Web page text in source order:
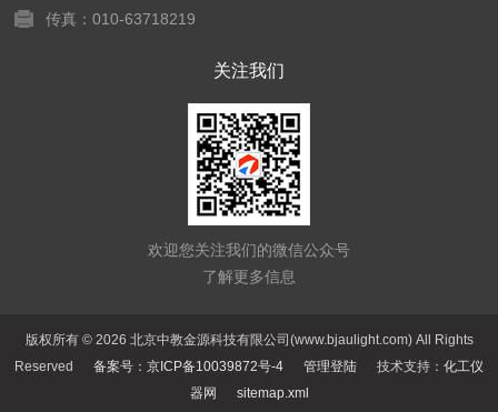
传真：010-63718219
关注我们
欢迎您关注我们的微信公众号
了解更多信息
版权所有 © 2026 北京中教金源科技有限公司(www.bjaulight.com) All Rights
Reserved 备案号：京ICP备10039872号-4 管理登陆 技术支持： 化工仪
器网
sitemap.xml